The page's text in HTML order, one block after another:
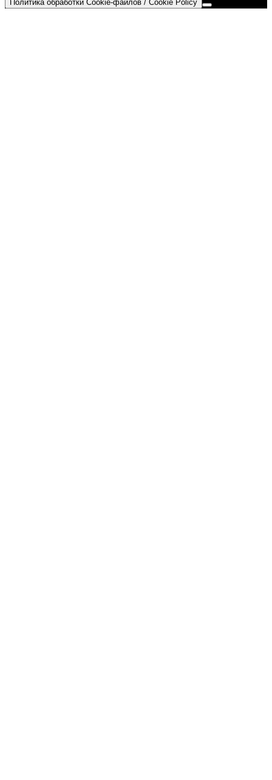
Политика обработки Cookie-файлов / Cookie Policy